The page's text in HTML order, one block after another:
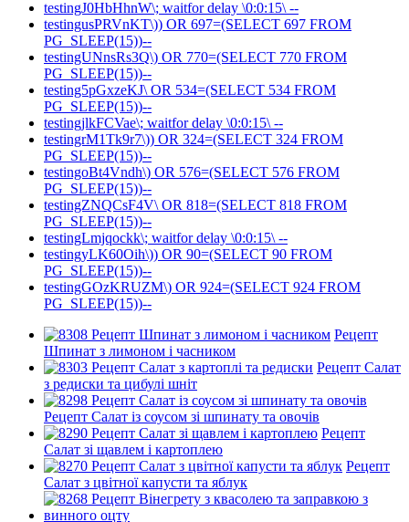
testingJ0HbHhnW\; waitfor delay \0:0:15\ --
testingusPRVnKT\)) OR 697=(SELECT 697 FROM
PG_SLEEP(15))--
testingUNnsRs3Q\) OR 770=(SELECT 770 FROM
PG_SLEEP(15))--
testing5pGxzeKJ\ OR 534=(SELECT 534 FROM
PG_SLEEP(15))--
testingjlkFCVae\; waitfor delay \0:0:15\ --
testingrM1Tk9r7\)) OR 324=(SELECT 324 FROM
PG_SLEEP(15))--
testingoBt4Vndh\) OR 576=(SELECT 576 FROM
PG_SLEEP(15))--
testingZNQCsF4V\ OR 818=(SELECT 818 FROM
PG_SLEEP(15))--
testingLmjqockk\; waitfor delay \0:0:15\ --
testingyLK60Oih\)) OR 90=(SELECT 90 FROM
PG_SLEEP(15))--
testingGOzKRUZM\) OR 924=(SELECT 924 FROM
PG_SLEEP(15))--
Рецепт
Шпинат з лимоном і часником
Рецепт Салат
з редиски та цибулі шніт
Рецепт Салат із соусом зі шпинату та овочів
Рецепт
Салат зі щавлем і картоплею
Рецепт
Салат з цвітної капусти та яблук